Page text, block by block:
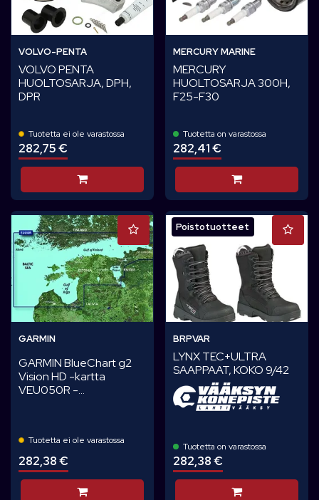
VOLVO-PENTA
VOLVO PENTA
HUOLTOSARJA, DPH,
DPR
Tuotetta ei ole varastossa
282,75 €
Lisää koriin
MERCURY MARINE
MERCURY
HUOLTOSARJA 300H,
F25-F30
Tuotetta on varastossa
282,41 €
Lisää koriin
GARMIN
GARMIN BlueChart g2
Vision HD -kartta
VEU050R -...
Tuotetta ei ole varastossa
282,38 €
Lisää koriin
Poistotuotteet
BRPVAR
LYNX TEC+ULTRA
SAAPPAAT, KOKO 9/42
Tuotetta on varastossa
282,38 €
Lisää koriin